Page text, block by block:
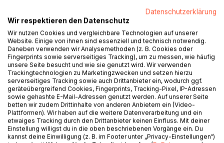
Auf die Merkliste
Titel bewerten
BESCHREIBUNG
Eine magische Stadt, vor den Menschen verborgen,
Datenschutzerklärung
Wir respektieren den Datenschutz
Wir nutzen Cookies und vergleichbare Technologien auf unserer
Website. Einige von ihnen sind essenziell und technisch notwendig.
Daneben verwenden wir Analysemethoden (z. B. Cookies oder
Fingerprints sowie serverseitiges Tracking), um zu messen, wie häufig
unsere Seite besucht und wie sie genutzt wird. Wir verwenden
Trackingtechnologien zu Marketingzwecken und setzen hierzu
serverseitiges Tracking sowie auch Drittanbieter ein, wodurch ggf.
geräteübergreifend Cookies, Fingerprints, Tracking-Pixel, IP-Adressen
sowie gehashte E-Mail-Adressen genutzt werden. Auf unserer Seite
betten wir zudem Drittinhalte von anderen Anbietern ein (Video-
Plattformen). Wir haben auf die weitere Datenverarbeitung und ein
etwaiges Tracking durch den Drittanbieter keinen Einfluss. Mit deiner
Einstellung willigst du in die oben beschriebenen Vorgänge ein. Du
kannst deine Einwilligung (z. B. im Footer unter „Privacy-Einstellungen“)